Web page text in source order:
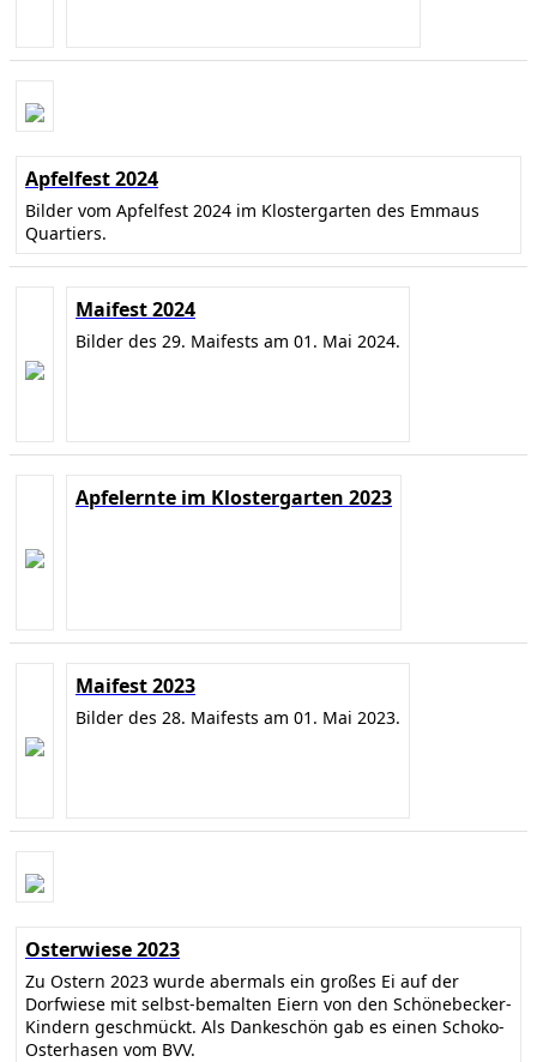
Apfelfest 2024
Bilder vom Apfelfest 2024 im Klostergarten des Emmaus
Quartiers.
Maifest 2024
Bilder des 29. Maifests am 01. Mai 2024.
Apfelernte im Klostergarten 2023
Maifest 2023
Bilder des 28. Maifests am 01. Mai 2023.
Osterwiese 2023
Zu Ostern 2023 wurde abermals ein großes Ei auf der
Dorfwiese mit selbst-bemalten Eiern von den Schönebecker-
Kindern geschmückt. Als Dankeschön gab es einen Schoko-
Osterhasen vom BVV.